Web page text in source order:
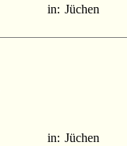
in: Jüchen
in: Jüchen